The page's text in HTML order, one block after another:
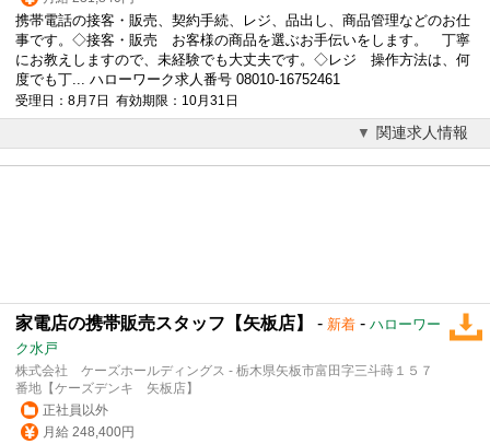
携帯電話の接客・販売、契約手続、レジ、品出し、商品管理などのお仕
事です。◇接客・販売 お客様の商品を選ぶお手伝いをします。 丁寧
にお教えしますので、未経験でも大丈夫です。◇レジ 操作方法は、何
度でも丁... ハローワーク求人番号 08010-16752461
受理日：8月7日 有効期限：10月31日
関連求人情報
家電店の携帯販売スタッフ【矢板店】 - 新着 - ハローワー
ク水戸
株式会社 ケーズホールディングス - 栃木県矢板市富田字三斗蒔１５７
番地【ケーズデンキ 矢板店】
正社員以外
月給 248,400円